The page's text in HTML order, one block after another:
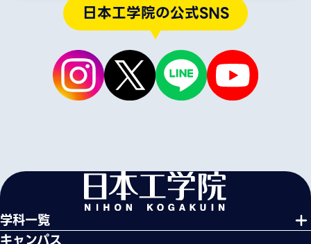
日本工学院の公式SNS
学科一覧